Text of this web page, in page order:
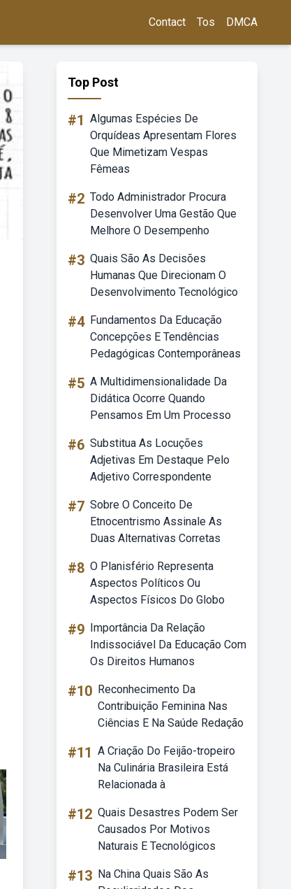
Contact Tos DMCA
Top Post
#1 Algumas Espécies De
Orquídeas Apresentam Flores
Que Mimetizam Vespas
Fêmeas
#2 Todo Administrador Procura
Desenvolver Uma Gestão Que
Melhore O Desempenho
#3 Quais São As Decisões
Humanas Que Direcionam O
Desenvolvimento Tecnológico
#4 Fundamentos Da Educação
Concepções E Tendências
Pedagógicas Contemporâneas
#5 A Multidimensionalidade Da
Didática Ocorre Quando
Pensamos Em Um Processo
#6 Substitua As Locuções
Adjetivas Em Destaque Pelo
Adjetivo Correspondente
#7 Sobre O Conceito De
Etnocentrismo Assinale As
Duas Alternativas Corretas
#8 O Planisfério Representa
Aspectos Políticos Ou
Aspectos Físicos Do Globo
#9 Importância Da Relação
Indissociável Da Educação Com
Os Direitos Humanos
#10 Reconhecimento Da
Contribuição Feminina Nas
Ciências E Na Saúde Redação
#11 A Criação Do Feijão-tropeiro
Na Culinária Brasileira Está
Relacionada à
#12 Quais Desastres Podem Ser
Causados Por Motivos
Naturais E Tecnológicos
#13 Na China Quais São As